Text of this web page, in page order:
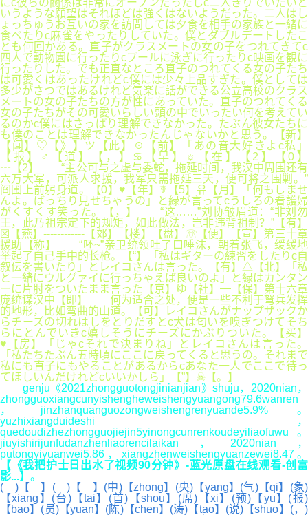
にc彼らの閥係は非常にオーブンだったしc二人きりでいたいと
いうような願望はそれほどは強くはないようだった。二人はし
ょっちゅうお互いの家を訪問しては夕食を相手の家族と一緒に
食べたりc麻雀をやったりしていた。僕とダブルデートしたこ
とも何回かある。直子がクラスメートの女の子をつれてきてc
四人で動物園に行ったりcプールに泳ぎに行ったりc映画を観に
行ったりした。でも正直なところ直子のつれてくる女の子たち
は可愛くはあったけれどc僕には少々上品すぎた。僕としては
多少がさつではあるけれど気楽に話ができる公立高校のクラス
メートの女の子たちの方が性にあっていた。直子のつれてくる
女の子たちがその可愛いらしい頭の中でいったい何を考えてい
るのかc僕にはさっぱり理解できなかった。たぶん彼女たちに
も僕のことは理解できなかったんじゃないかと思う。【新】
【闻】♡【》】ツ【此】☉【前】「あの音大好きよc私」
【报】♂【道】【，】♋【早】☼【在】【2】【0】
┄【2】 “主公可与之虚与委蛇，拖延时间，我汉中周围还有
六万大军，可派人求援，我军只需拖延三天，便可将之围剿。”
阎圃上前躬身道。【0】♥【年】☤【5】유【月】「何もしませ
んよ。ばっちり見せちゃうの」と緑が言ってcうしろの看護婦
がくすくす笑った。【，】 “这……”刘协皱眉道：“非刘勿
王，此乃祖宗定下的规矩，如此做法，岂非违背祖制？”【有】
☒【燕】------------【郊】【楼】【盘】☏【便】【宣】第三十章
援助【称】 “呸~”亲卫统领吐了口唾沫，朝着张飞，缓缓地
举起了自己手中的长枪。【“】「私はギターの練習をしたりc自
叙伝を書いたり」とレイコさんは言った。【有】△【北】「私
と一緒にウルグァイに行っちゃえば良いのよ」と緑はカンタン
ーに片肘をついたまま言った【京】ゆ【社】━【保】第十六章
庞统谋汉中【即】 何为适合之处，便是一些不利于弩兵发挥
的地形，比如弯曲的山道。【可】レイコさんがナップザックか
らチーズの切れはしをとりだすとc犬は匂いを嗅ぎつけてそち
らにとんでいきc嬉しそうにチーズにかぶりついた。【买】
♥【房】「じゃcそれで決まりね」とレイコさんは言った。
「私たちたぶん五時頃にここに戻ってくると思うの。それまで
私にも直子にもやることがあるからcあなた一人でここで待っ
てほしいんだけれどcいいかしら」【”】☠【。】
genju《2021zhongguotongjinianjian》shuju，2020nian，
zhongguoxiangcunyishengheweishengyuangong79.6wanren
，jinzhanquanguozongweishengrenyuande5.9%。
yuzhixiangduideshi，
quedoudizhezhongguojiejin5yinongcunrenkoudeyiliaofuwu。
jiuyishirijunfudanzhenliaorencilaikan，2020nian，
putongyiyuanwei5.86，xiangzhenweishengyuanzewei8.47。
【《我把护士日出水了视频90分钟》-蓝光原盘在线观看-创富
影...】 。
( )【 】( )【 】(中)【zhong】(央)【yang】(气)【qi】(象)
【xiang】(台)【tai】(首)【shou】(席)【xi】(预)【yu】(报)
【bao】(员)【yuan】(陈)【chen】(涛)【tao】(说)【shuo】(，)